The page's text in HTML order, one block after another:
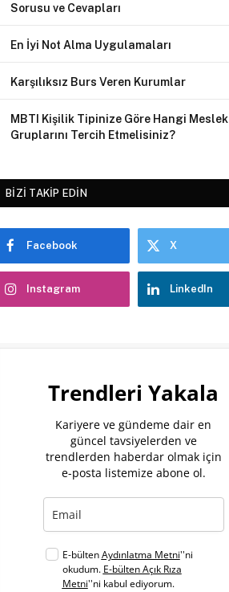
Sorusu ve Cevapları
En İyi Not Alma Uygulamaları
Karşılıksız Burs Veren Kurumlar
MBTI Kişilik Tipinize Göre Hangi Meslek
Gruplarını Tercih Etmelisiniz?
BIZI TAKIP EDIN
Facebook X
Instagram LinkedIn
Trendleri Yakala
Kariyere ve gündeme dair en
güncel tavsiyelerden ve
trendlerden haberdar olmak için
e-posta listemize abone ol.
E-bültenAydınlatma Metni''ni
okudum. E-bülten Açık Rıza
Metni''ni kabul ediyorum.